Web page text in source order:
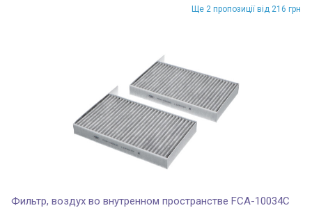
Ще 2 пропозиції від 216 грн
Фильтр, воздух во внутренном пространстве FCA-10034C